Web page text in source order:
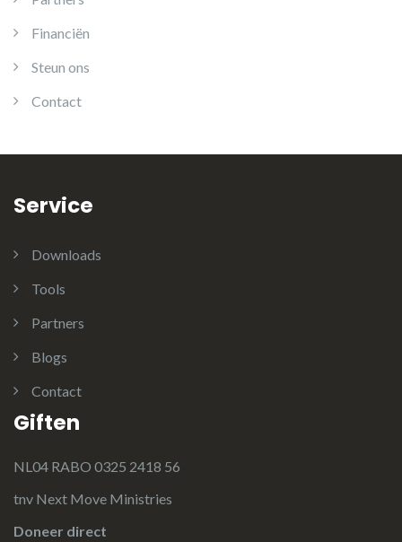
Financiën
Steun ons
Contact
Service
Downloads
Tools
Partners
Blogs
Contact
Giften
NL04 RABO 0325 2418 56
tnv Next Move Ministries
Doneer direct